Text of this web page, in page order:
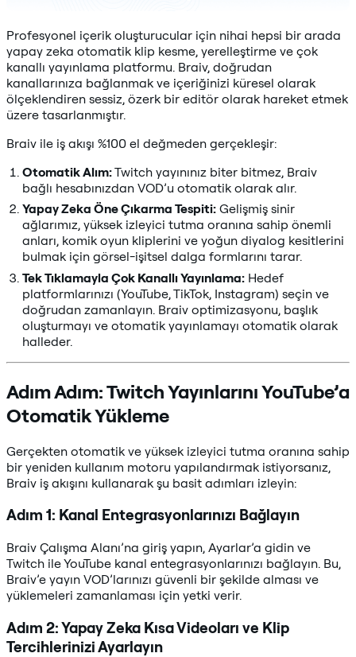
Profesyonel içerik oluşturucular için nihai hepsi bir arada
yapay zeka otomatik klip kesme, yerelleştirme ve çok
kanallı yayınlama platformu. Braiv, doğrudan
kanallarınıza bağlanmak ve içeriğinizi küresel olarak
ölçeklendiren sessiz, özerk bir editör olarak hareket etmek
üzere tasarlanmıştır.
Braiv ile iş akışı %100 el değmeden gerçekleşir:
Otomatik Alım:Twitch yayınınız biter bitmez, Braiv
bağlı hesabınızdan VOD’u otomatik olarak alır.
Yapay Zeka Öne Çıkarma Tespiti: Gelişmiş sinir
ağlarımız, yüksek izleyici tutma oranına sahip önemli
anları, komik oyun kliplerini ve yoğun diyalog kesitlerini
bulmak için görsel-işitsel dalga formlarını tarar.
Tek Tıklamayla Çok Kanallı Yayınlama: Hedef
platformlarınızı (YouTube, TikTok, Instagram) seçin ve
doğrudan zamanlayın. Braiv optimizasyonu, başlık
oluşturmayı ve otomatik yayınlamayı otomatik olarak
halleder.
Adım Adım: Twitch Yayınlarını YouTube’a
Otomatik Yükleme
Gerçekten otomatik ve yüksek izleyici tutma oranına sahip
bir yeniden kullanım motoru yapılandırmak istiyorsanız,
Braiv iş akışını kullanarak şu basit adımları izleyin:
Adım 1: Kanal Entegrasyonlarınızı Bağlayın
Braiv Çalışma Alanı’na giriş yapın, Ayarlar’a gidin ve
Twitch ile YouTube kanal entegrasyonlarınızı bağlayın. Bu,
Braiv’e yayın VOD’larınızı güvenli bir şekilde alması ve
yüklemeleri zamanlaması için yetki verir.
Adım 2: Yapay Zeka Kısa Videoları ve Klip
Tercihlerinizi Ayarlayın